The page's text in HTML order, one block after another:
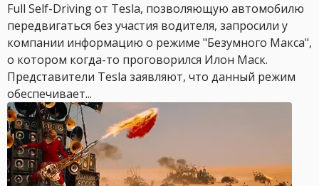
Full Self-Driving от Tesla, позволяющую автомобилю
передвигаться без участия водителя, запросили у
компании информацию о режиме "Безумного Макса",
о котором когда-то проговорился Илон Маск.
Представители Tesla заявляют, что данный режим
обеспечивает...